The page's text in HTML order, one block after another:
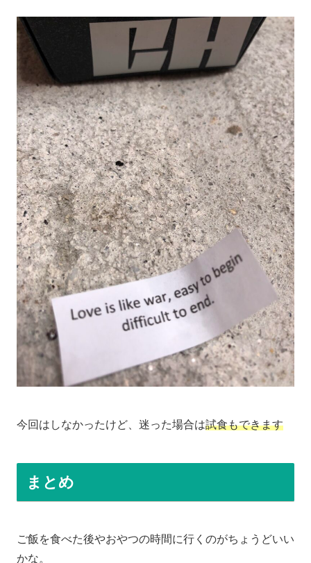
今回はしなかったけど、迷った場合は試食もできます
まとめ
ご飯を食べた後やおやつの時間に行くのがちょうどいい
かな。